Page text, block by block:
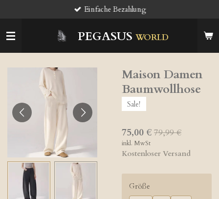
Hauptinhalt
springen
PEGASUS WORLD
Einfache Bezahlung
Maison Damen
Baumwollhose
Sale!
75,00 € 79,99 €
inkl. MwSt
Kostenloser Versand
Größe